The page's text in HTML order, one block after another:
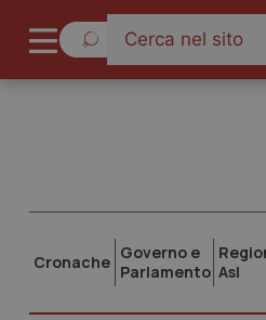
Cronache Governo e
Parlamento Asl